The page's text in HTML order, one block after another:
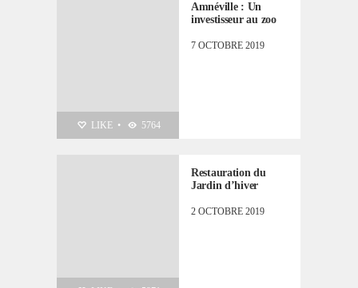
LIKE • 5764
Amnéville : Un
investisseur au zoo
7 OCTOBRE 2019
Restauration du
Jardin d’hiver
2 OCTOBRE 2019